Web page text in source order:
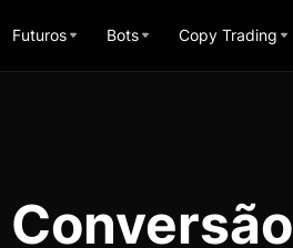
Futuros Bots Copy Trading